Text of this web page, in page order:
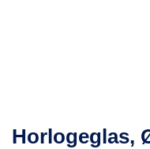
Horlogeglas,